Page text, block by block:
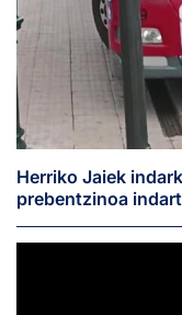
Herriko Jaiek
prebentzinoa